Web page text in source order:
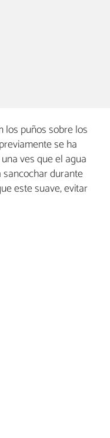
los puños sobre los
se ha
ves que el agua
durante
este suave, evitar